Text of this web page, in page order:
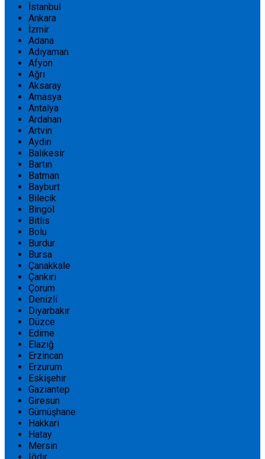
İstanbul
Ankara
İzmir
Adana
Adıyaman
Afyon
Ağrı
Aksaray
Amasya
Antalya
Ardahan
Artvin
Aydın
Balıkesir
Bartın
Batman
Bayburt
Bilecik
Bingöl
Bitlis
Bolu
Burdur
Bursa
Çanakkale
Çankırı
Çorum
Denizli
Diyarbakır
Düzce
Edirne
Elazığ
Erzincan
Erzurum
Eskişehir
Gaziantep
Giresun
Gümüşhane
Hakkari
Hatay
Mersin